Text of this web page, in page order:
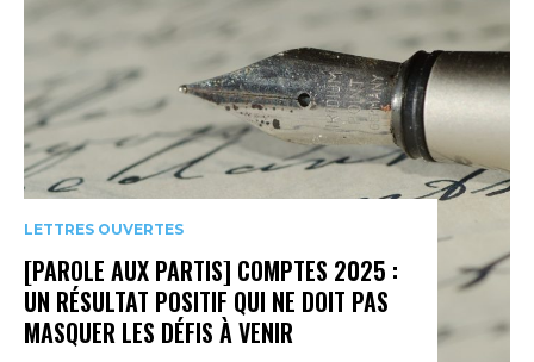
LETTRES OUVERTES
[PAROLE AUX PARTIS] COMPTES 2025 :
UN RÉSULTAT POSITIF QUI NE DOIT PAS
MASQUER LES DÉFIS À VENIR